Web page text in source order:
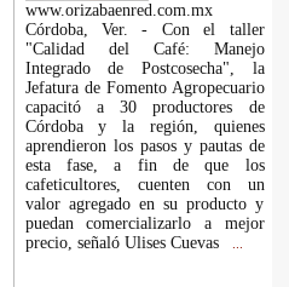
www.orizabaenred.com.mx
Córdoba, Ver. - Con el taller
"Calidad del Café: Manejo
Integrado de Postcosecha", la
Jefatura de Fomento Agropecuario
capacitó a 30 productores de
Córdoba y la región, quienes
aprendieron los pasos y pautas de
esta fase, a fin de que los
cafeticultores, cuenten con un
valor agregado en su producto y
puedan comercializarlo a mejor
precio, señaló Ulises Cuevas